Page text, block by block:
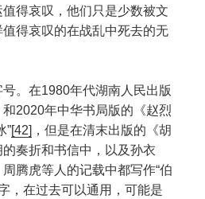
得哀叹，他们只是少数被文
得哀叹的在战乱中死去的无
。在1980年代湖南人民出版
2020年中华书局版的《赵烈
”[42] ，但是在清末出版的《胡
奏折和书信中，以及孙衣
腾虎等人的记载中都写作“伯
字，在过去可以通用，可能是